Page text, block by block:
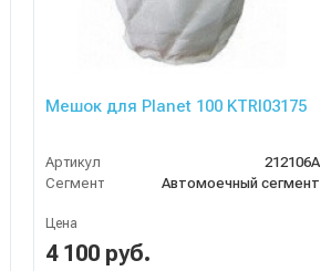
Мешок для Planet 100 KTRI03175
Артикул
212106A
Сегмент
Автомоечный сегмент
Цена
4 100 руб.